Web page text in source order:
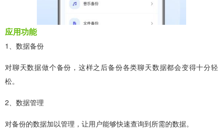
应用功能
1、数据备份
对聊天数据做个备份，这样之后备份各类聊天数据都会变得十分轻
松。
2、数据管理
对备份的数据加以管理，让用户能够快速查询到所需的数据。